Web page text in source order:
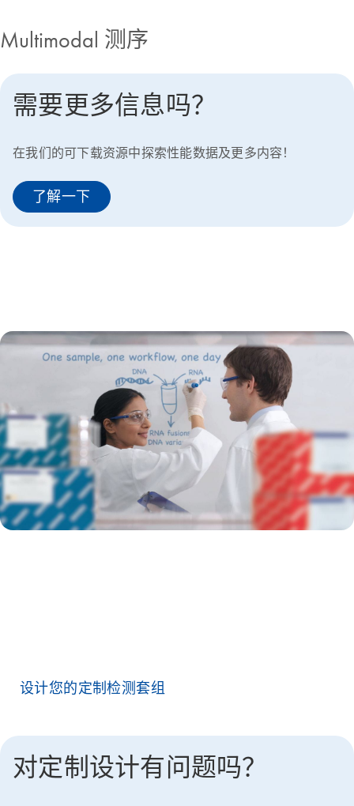
Multimodal 测序
需要更多信息吗？
在我们的可下载资源中探索性能数据及更多内容！
了解一下
设计您的定制检测套组
对定制设计有问题吗？